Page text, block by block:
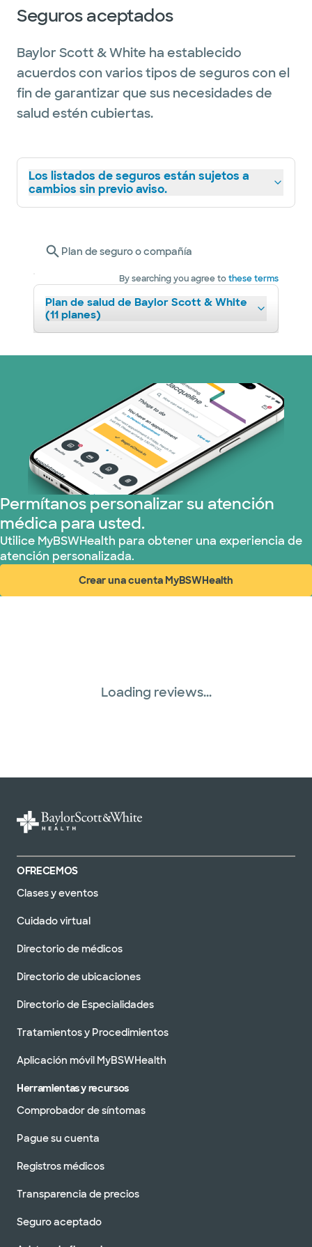
Seguros aceptados
Baylor Scott & White ha establecido
acuerdos con varios tipos de seguros con el
fin de garantizar que sus necesidades de
salud estén cubiertas.
Los listados de seguros están sujetos a
cambios sin previo aviso.
Plan de seguro o compañía
By searching you agree tothese terms
Plan de salud de Baylor Scott & White
(11 planes)
Permítanos personalizar su atención
médica para usted.
Utilice MyBSWHealth para obtener una experiencia de
atención personalizada.
Crear una cuenta MyBSWHealth
(abre en ventana nueva)
Loading reviews...
OFRECEMOS
Clases y eventos
Cuidado virtual
Directorio de médicos
Directorio de ubicaciones
Directorio de Especialidades
Tratamientos y Procedimientos
Aplicación móvil MyBSWHealth
Herramientas y recursos
Comprobador de síntomas
Pague su cuenta
Registros médicos
Transparencia de precios
Seguro aceptado